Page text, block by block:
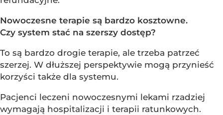
Nowoczesne terapie są bardzo kosztowne.
Czy system stać na szerszy dostęp?
To są bardzo drogie terapie, ale trzeba patrzeć
szerzej. W dłuższej perspektywie mogą przynieść
korzyści także dla systemu.
Pacjenci leczeni nowoczesnymi lekami rzadziej
wymagają hospitalizacji i terapii ratunkowych.